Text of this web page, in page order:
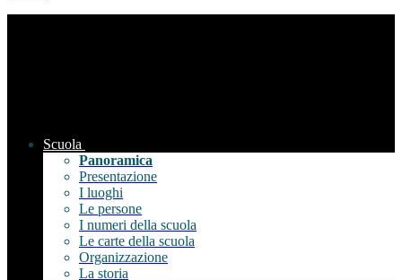
Scuola
Panoramica
Presentazione
I luoghi
Le persone
I numeri della scuola
Le carte della scuola
Organizzazione
La storia